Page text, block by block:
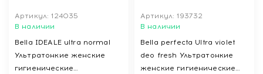
Артикул: 124035
В наличии
Bella IDEALE ultra normal
Ультратонкие женские
гигиенические
Артикул: 193732
В наличии
Bella perfecta Ultra violet
deo fresh Ультратонкие
женские гигиенические